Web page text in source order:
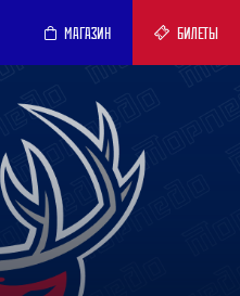
МАГАЗИН БИЛЕТЫ